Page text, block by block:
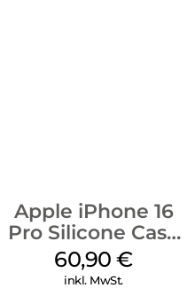
Apple iPhone 16
Pro Silicone Case
MagSafe Stone
Gray
60,90€
inkl. MwSt.